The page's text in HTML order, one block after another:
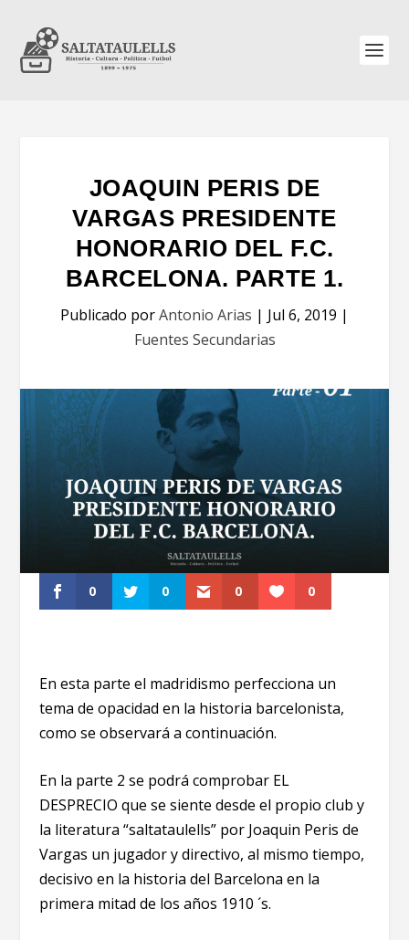
JOAQUIN PERIS DE
VARGAS PRESIDENTE
HONORARIO DEL F.C.
BARCELONA. PARTE 1.
Publicado porAntonio Arias | Jul 6, 2019 |
Fuentes Secundarias
0 0 0 0
En esta parte el madridismo perfecciona un
tema de opacidad en la historia barcelonista,
como se observará a continuación.
En la parte 2 se podrá comprobar EL
DESPRECIO que se siente desde el propio club y
la literatura “saltataulells” por Joaquin Peris de
Vargas un jugador y directivo, al mismo tiempo,
decisivo en la historia del Barcelona en la
primera mitad de los años 1910 ´s.